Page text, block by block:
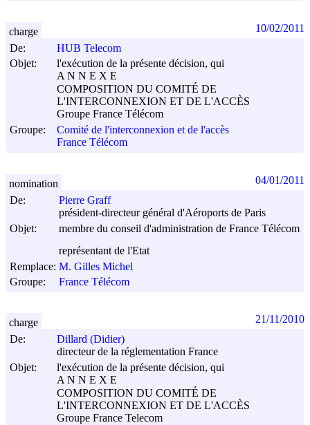
De:
HUB Telecom
Objet:
l'exécution de la présente décision, qui
A N N E X E
COMPOSITION DU COMITÉ DE
L'INTERCONNEXION ET DE L'ACCÈS
Groupe France Télécom
Groupe:
Comité de l'interconnexion et de l'accès
France Télécom
charge 10/02/2011
De:
Pierre Graff
président-directeur général d'Aéroports de Paris
Objet:
membre du conseil d'administration de France Télécom
représentant de l'Etat
Remplace: M. Gilles Michel
Groupe:
France Télécom
nomination 04/01/2011
De:
Dillard (Didier)
directeur de la réglementation France
Objet:
l'exécution de la présente décision, qui
A N N E X E
COMPOSITION DU COMITÉ DE
L'INTERCONNEXION ET DE L'ACCÈS
Groupe France Telecom
charge 21/11/2010